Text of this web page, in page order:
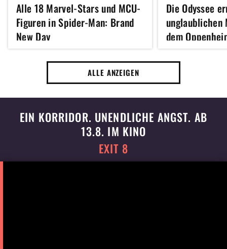
Alle 18 Marvel-Stars und MCU-
Figuren in Spider-Man: Brand
New Day
Die Odyssee
unglaublichen
dem
Inception
ALLE ANZEIGEN
EIN KORRIDOR. UNENDLICHE ANGST. AB
13.8. IM KINO
EXIT 8